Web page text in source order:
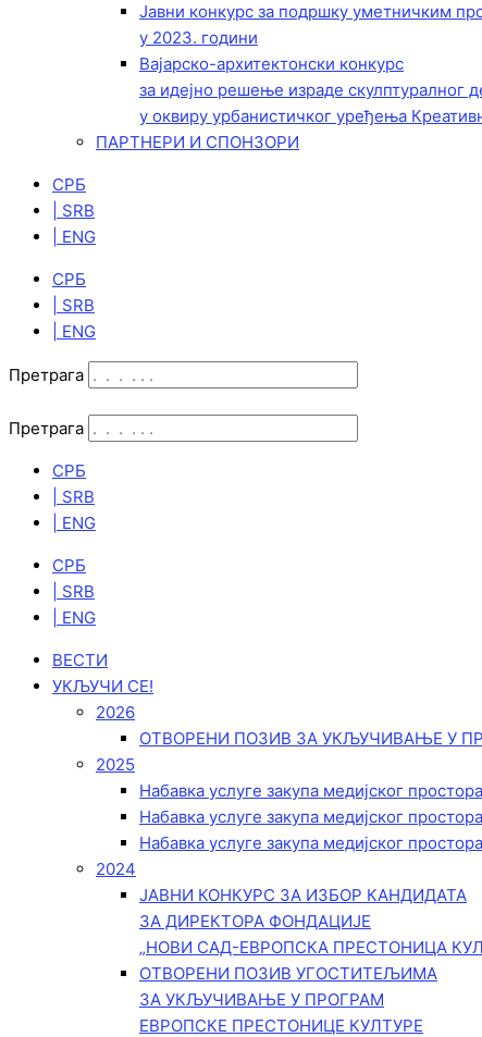
Јавни конкурс за подршку уметничким
у 2023. години
Вајарско-архитектонски конкурс
за идејно решење израде скулптуралног
у оквиру урбанистичког уређења
ПАРТНЕРИ И СПОНЗОРИ
СРБ
| SRB
| ENG
СРБ
| SRB
| ENG
Претрага
Претрага
СРБ
| SRB
| ENG
СРБ
| SRB
| ENG
ВЕСТИ
УКЉУЧИ СЕ!
2026
ОТВОРЕНИ ПОЗИВ ЗА УКЉУЧИВАЊЕ У
2025
Набавка услуге закупа медијског
Набавка услуге закупа медијског
Набавка услуге закупа медијског
2024
ЈАВНИ КОНКУРС ЗА ИЗБОР КАНДИДАТА
ЗА ДИРЕКТОРА ФОНДАЦИЈЕ
„НОВИ САД-ЕВРОПСКА ПРЕСТОНИЦА
ОТВОРЕНИ ПОЗИВ УГОСТИТЕЉИМА
ЗА УКЉУЧИВАЊЕ У ПРОГРАМ
ЕВРОПСКЕ ПРЕСТОНИЦЕ КУЛТУРЕ